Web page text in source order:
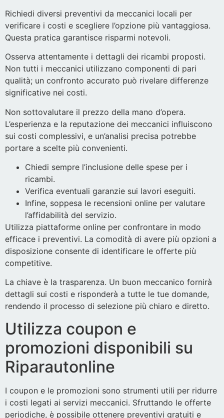
Richiedi diversi preventivi da meccanici locali per
verificare i costi e scegliere l’opzione più vantaggiosa.
Questa pratica garantisce risparmi notevoli.
Osserva attentamente i dettagli dei ricambi proposti.
Non tutti i meccanici utilizzano componenti di pari
qualità; un confronto accurato può rivelare differenze
significative nei costi.
Non sottovalutare il prezzo della mano d’opera.
L’esperienza e la reputazione dei meccanici influiscono
sui costi complessivi, e un’analisi precisa potrebbe
portare a scelte più convenienti.
Chiedi sempre l’inclusione delle spese per i
ricambi.
Verifica eventuali garanzie sui lavori eseguiti.
Infine, soppesa le recensioni online per valutare
l’affidabilità del servizio.
Utilizza piattaforme online per confrontare in modo
efficace i preventivi. La comodità di avere più opzioni a
disposizione consente di identificare le offerte più
competitive.
La chiave è la trasparenza. Un buon meccanico fornirà
dettagli sui costi e risponderà a tutte le tue domande,
rendendo il processo di selezione più chiaro e diretto.
Utilizza coupon e
promozioni disponibili su
Riparautonline
I coupon e le promozioni sono strumenti utili per ridurre
i costi legati ai servizi meccanici. Sfruttando le offerte
periodiche, è possibile ottenere preventivi gratuiti e